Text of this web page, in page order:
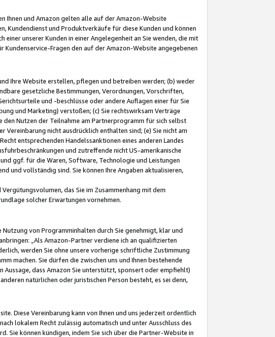
Ihnen und Amazon gelten alle auf der Amazon-Website
Kundendienst und Produktverkäufe für diese Kunden und können
unserer Kunden in einer Angelegenheit an Sie wenden, die mit
Fragen den auf der Amazon-Website angegebenen
Ihre Website erstellen, pflegen und betreiben werden; (b) weder
gesetzliche Bestimmungen, Verordnungen, Vorschriften,
und -beschlüsse oder andere Auflagen einer für Sie
und Marketing) verstoßen; (c) Sie rechtswirksam Verträge
Nutzen der Teilnahme am Partnerprogramm für sich selbst
Vereinbarung nicht ausdrücklich enthalten sind; (e) Sie nicht am
entsprechenden Handelssanktionen eines anderen Landes
und zutreffende nicht US-amerikanische
ggf. für die Waren, Software, Technologie und Leistungen
und vollständig sind. Sie können Ihre Angaben aktualisieren,
das Sie im Zusammenhang mit dem
solcher Erwartungen vornehmen.
von Programminhalten durch Sie genehmigt, klar und
„Als Amazon-Partner verdiene ich an qualifizierten
werden Sie ohne unsere vorherige schriftliche Zustimmung
machen. Sie dürfen die zwischen uns und Ihnen bestehende
dass Amazon Sie unterstützt, sponsert oder empfiehlt)
natürlichen oder juristischen Person besteht, es sei denn,
Diese Vereinbarung kann von Ihnen und uns jederzeit ordentlich
lokalem Recht zulässig automatisch und unter Ausschluss des
Sie können kündigen, indem Sie sich über die Partner-Website in